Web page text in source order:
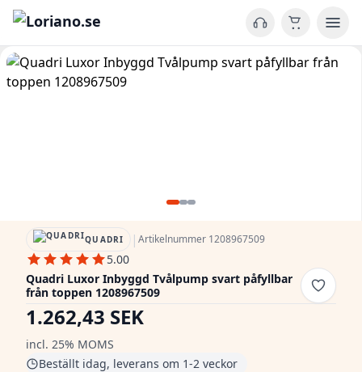
QUADRI |Artikelnummer 1208967509
5.00
Quadri Luxor Inbyggd Tvålpump svart påfyllbar
från toppen 1208967509
1.262,43 SEK
incl. 25% MOMS
Beställt idag, leverans om 1-2 veckor